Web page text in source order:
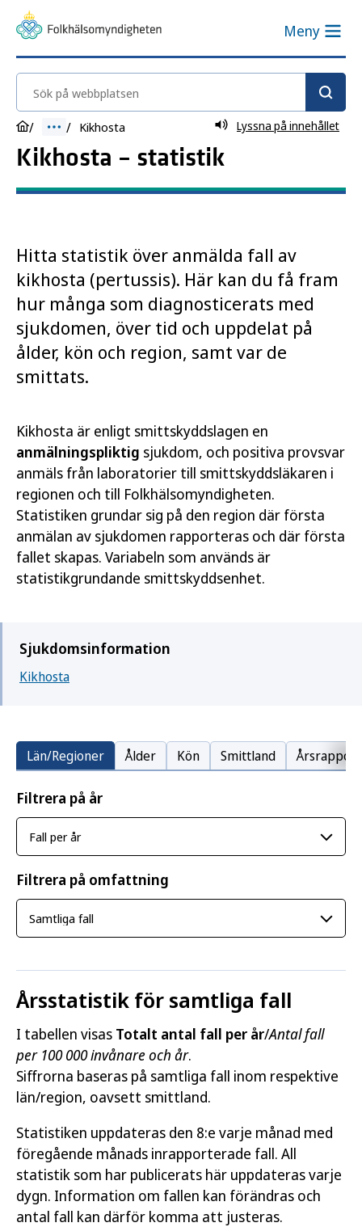
Meny
Sök på webbplatsen
Kikhosta Lyssna på innehållet
Kikhosta – statistik
Hitta statistik över anmälda fall av
kikhosta (pertussis). Här kan du få fram
hur många som diagnosticerats med
sjukdomen, över tid och uppdelat på
ålder, kön och region, samt var de
smittats.
Kikhosta är enligt smittskyddslagen en
anmälningspliktig sjukdom, och positiva provsvar
anmäls från laboratorier till smittskyddsläkaren i
regionen och till Folkhälsomyndigheten.
Statistiken grundar sig på den region där första
anmälan av sjukdomen rapporteras och där första
fallet skapas. Variabeln som används är
statistikgrundande smittskyddsenhet.
Sjukdomsinformation
Kikhosta
Län/Regioner Ålder Kön Smittland Årsrapport
Filtrera på år
Filtrera på omfattning
Årsstatistik för samtliga fall
I tabellen visas Totalt antal fall per år/Antal fall
per 100 000 invånare och år.
Siffrorna baseras på samtliga fall inom respektive
län/region, oavsett smittland.
Statistiken uppdateras den 8:e varje månad med
föregående månads inrapporterade fall. All
statistik som har publicerats här uppdateras varje
dygn. Information om fallen kan förändras och
antal fall kan därför komma att justeras.